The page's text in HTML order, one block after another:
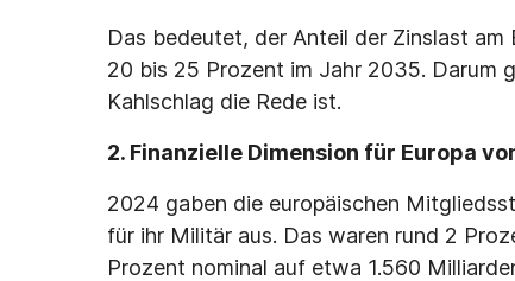
Das bedeutet, der Anteil der Zinslast
20 bis 25 Prozent im Jahr 2035. Darum
Kahlschlag die Rede ist.
2. Finanzielle Dimension für Europa
2024 gaben die europäischen
für ihr Militär aus. Das waren rund 2
Prozent nominal auf etwa 1.560